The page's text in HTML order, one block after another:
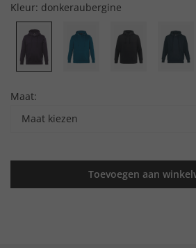
Kleur: donkeraubergine
Maat:
Maat kiezen
Toevoegen aan